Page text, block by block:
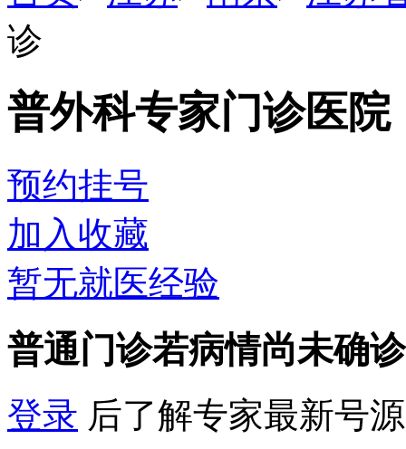
诊
普外科专家门诊医院
预约挂号
加入收藏
暂无就医经验
普通门诊若病情尚未确
登录 后了解专家最新号